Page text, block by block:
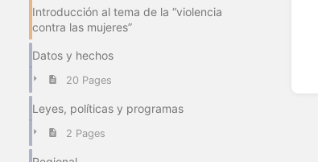
Introducción al tema de la “violencia
contra las mujeres”
Datos y hechos
20 Pages
Leyes, políticas y programas
2 Pages